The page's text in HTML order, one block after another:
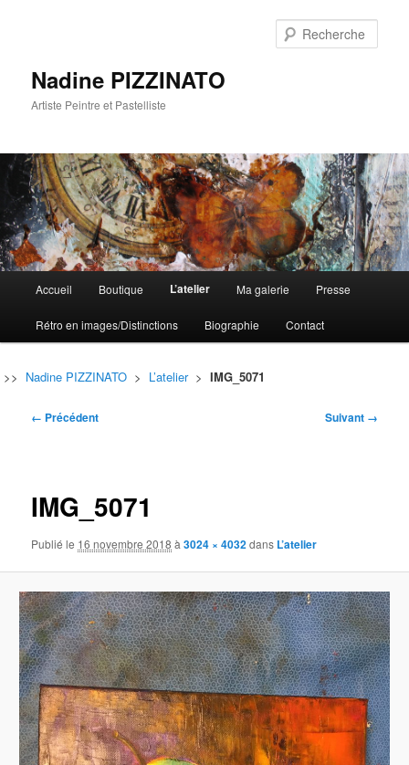
Nadine PIZZINATO
Artiste Peintre et Pastelliste
principal
Aller
au
contenu
principal
Aller
au
contenu
secondaire
Accueil Boutique L’atelier Ma galerie Presse
Rétro en images/Distinctions Biographie Contact
>> Nadine PIZZINATO > L’atelier> IMG_5071
Navigation
← Précédent Suivant →
IMG_5071
Publié le 16 novembre 2018 à3024 × 4032dans L’atelier